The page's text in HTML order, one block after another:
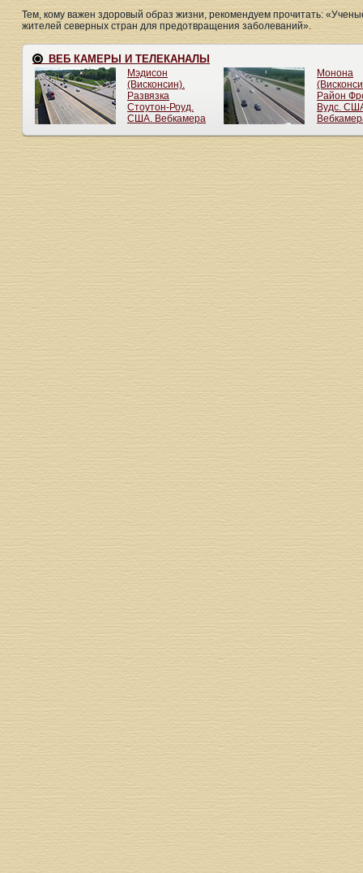
Тем, кому важен здоровый образ жизни, рекомендуем прочитать:
жителей северных стран для предотвращения заболеваний».